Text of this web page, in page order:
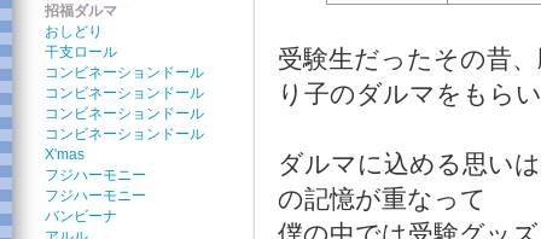
招福ダルマ
おしどり
干支ロール
コンビネーションドール
コンビネーションドール
コンビネーションドール
コンビネーションドール
X'mas
フジハーモニー
フジハーモニー
バンビーナ
受験生だったその昔
り子のダルマをもら
ダルマに込める思い
の記憶が重なって